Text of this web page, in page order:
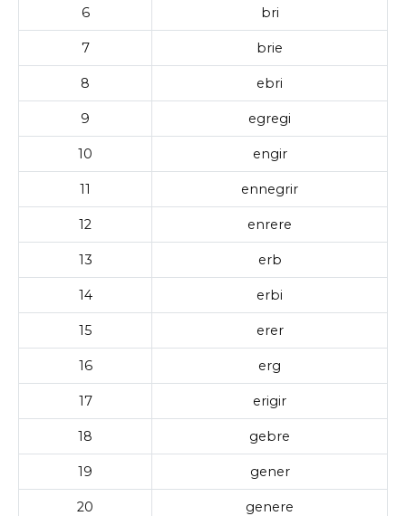
6 bri
7 brie
8 ebri
9 egregi
10 engir
11 ennegrir
12 enrere
13 erb
14 erbi
15 erer
16 erg
17 erigir
18 gebre
19 gener
20 genere